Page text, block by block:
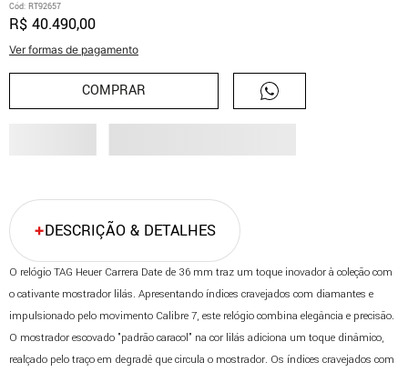
Cód: RT92657
R$ 40.490,00
Ver formas de pagamento
COMPRAR
DESCRIÇÃO & DETALHES
O relógio TAG Heuer Carrera Date de 36 mm traz um toque inovador à coleção com
o cativante mostrador lilás. Apresentando índices cravejados com diamantes e
impulsionado pelo movimento Calibre 7, este relógio combina elegância e precisão.
O mostrador escovado "padrão caracol" na cor lilás adiciona um toque dinâmico,
realçado pelo traço em degradê que circula o mostrador. Os índices cravejados com